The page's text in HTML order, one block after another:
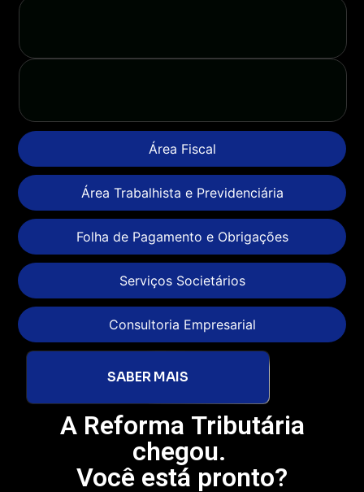
Área Fiscal
Área Trabalhista e Previdenciária
Folha de Pagamento e Obrigações
Serviços Societários
Consultoria Empresarial
SABER MAIS
A Reforma Tributária
chegou.
Você está pronto?